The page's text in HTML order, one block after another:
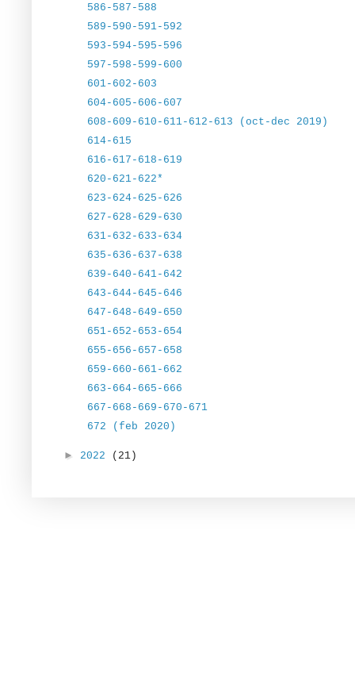
586-587-588
589-590-591-592
593-594-595-596
597-598-599-600
601-602-603
604-605-606-607
608-609-610-611-612-613 (oct-dec 2019)
614-615
616-617-618-619
620-621-622*
623-624-625-626
627-628-629-630
631-632-633-634
635-636-637-638
639-640-641-642
643-644-645-646
647-648-649-650
651-652-653-654
655-656-657-658
659-660-661-662
663-664-665-666
667-668-669-670-671
672 (feb 2020)
► 2022 (21)